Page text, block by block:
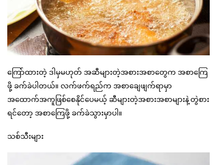
ကြော်ထားတဲ့ ဒါမှမဟုတ် အဆီများတဲ့အစားအစာတွေက အစာကြေ
ဖို့ ခက်ခဲပါတယ်။ လက်ဖက်ရည်က အစာချေဖျက်ရာမှာ
အထောက်အကူဖြစ်စေနိုင်ပေမယ့် ဆီများတဲ့အစားအစာများနဲ့တွဲစား
ရင်တော့ အစာကြေဖို့ ခက်ခဲသွားမှာပါ။
သစ်သီးများ